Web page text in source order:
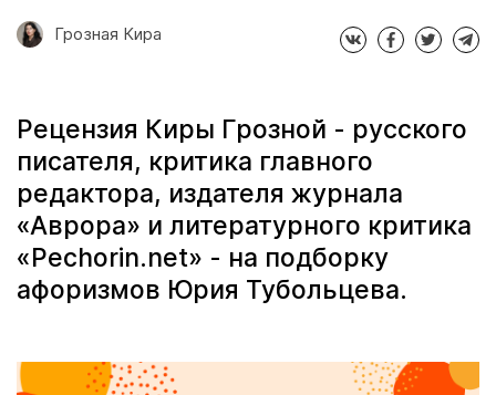
Грозная Кира
Рецензия Киры Грозной - русского
писателя, критика главного
редактора, издателя журнала
«Аврора» и литературного критика
«Pechorin.net» - на подборку
афоризмов Юрия Тубольцева.